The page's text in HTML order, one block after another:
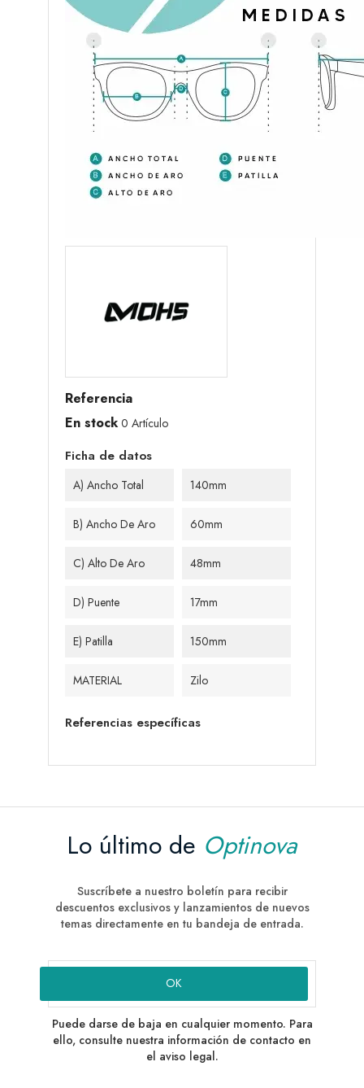
Referencia
En stock 0 Artículo
Ficha de datos
A) Ancho Total 140mm
B) Ancho De Aro 60mm
C) Alto De Aro 48mm
D) Puente 17mm
E) Patilla 150mm
MATERIAL Zilo
Referencias específicas
Lo último de Optinova
Suscríbete a nuestro boletín para recibir
descuentos exclusivos y lanzamientos de nuevos
temas directamente en tu bandeja de entrada.
Puede darse de baja en cualquier momento. Para
ello, consulte nuestra información de contacto en
el aviso legal.